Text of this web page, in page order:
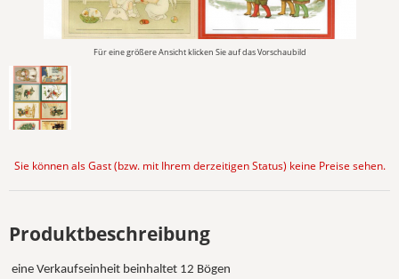
Für eine größere Ansicht klicken Sie auf das Vorschaubild
Sie können als Gast (bzw. mit Ihrem derzeitigen Status) keine Preise sehen.
Produktbeschreibung
eine Verkaufseinheit beinhaltet 12 Bögen